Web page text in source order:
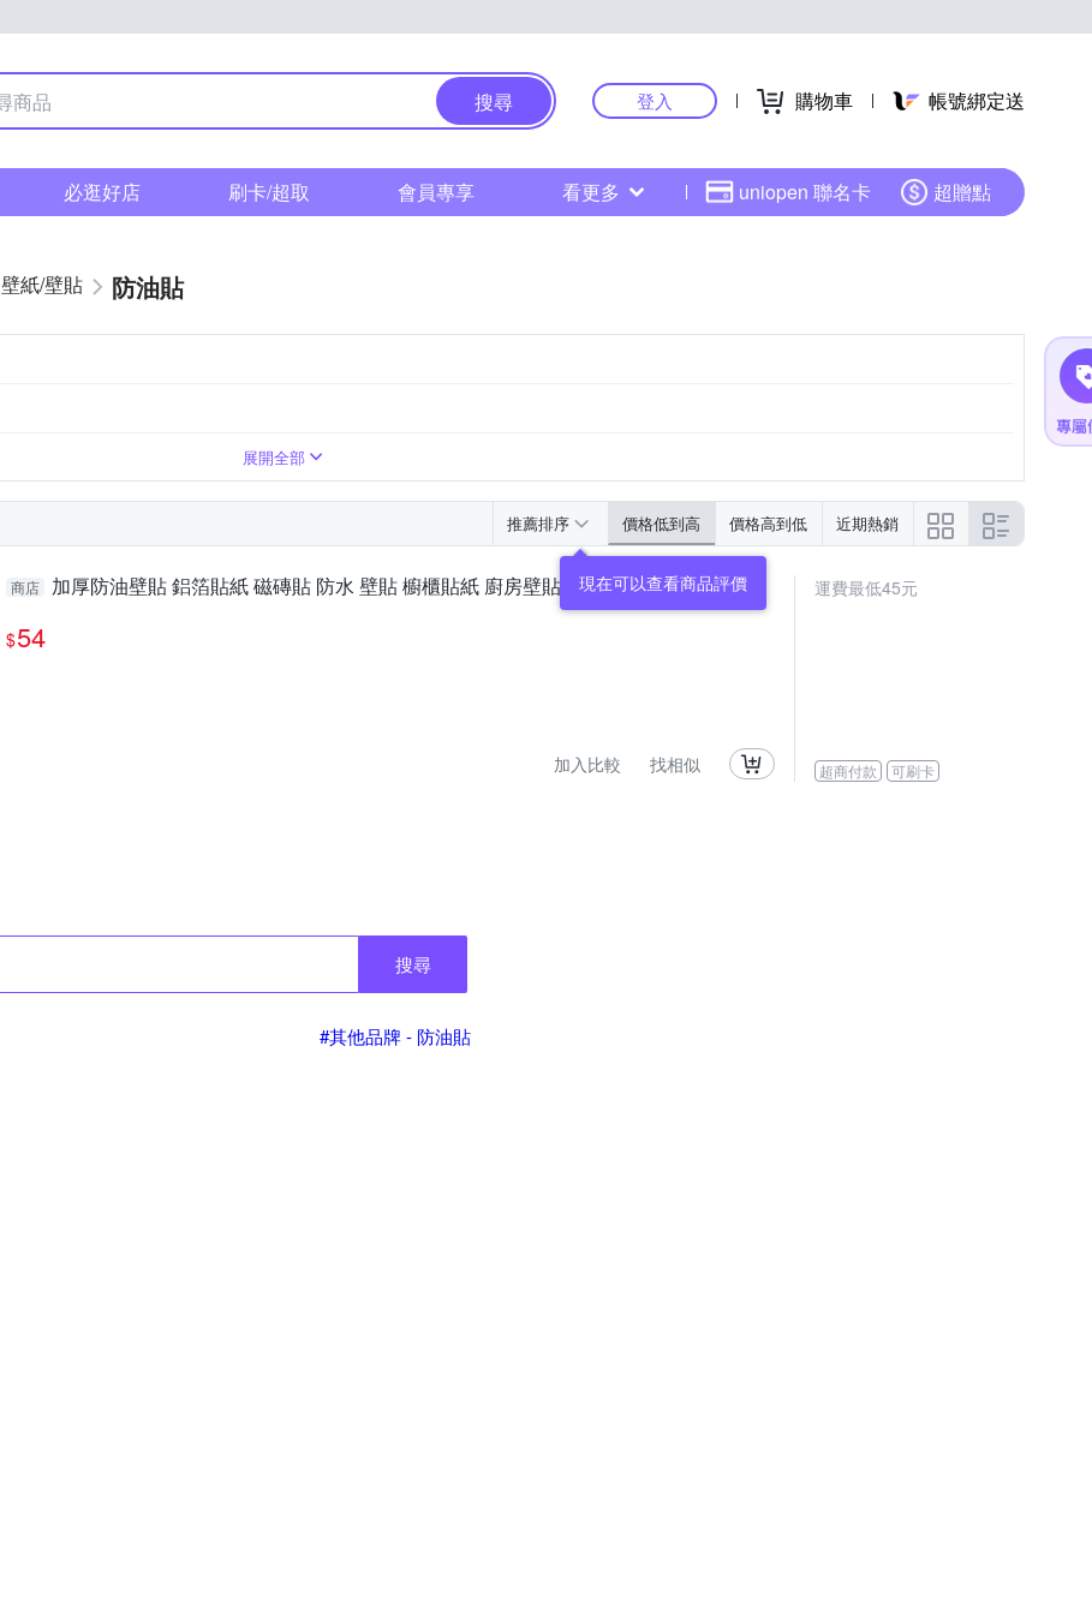
搜尋 登入 購物車 帳號綁定送
必逛好店 刷卡/超取 會員專享 看更多 uniopen 聯名卡 超贈點
壁紙/壁貼 防油貼
展開全部
推薦排序 價格低到高 價格高到低 近期熱銷
現在可以查看商品評價
商店 加厚防油壁貼 鋁箔貼紙 磁磚貼 防水 壁貼 櫥櫃貼紙 廚房壁貼 (mina百貨)【F0631】
$54
加入比較 找相似
運費最低45元
超商付款 可刷卡
搜尋
#其他品牌 - 防油貼